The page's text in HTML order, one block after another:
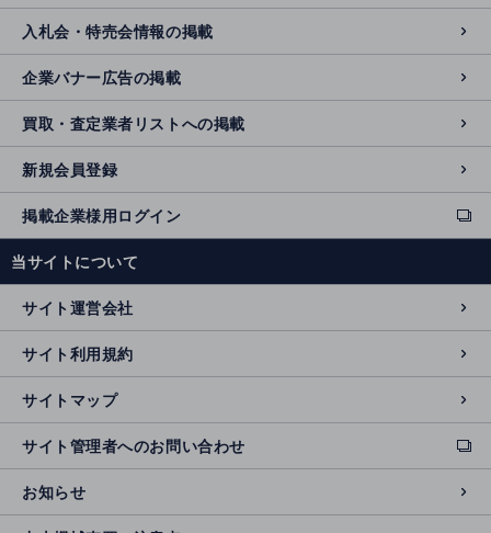
入札会・特売会情報の掲載
企業バナー広告の掲載
買取・査定業者リストへの掲載
新規会員登録
掲載企業様用ログイン
ext
e
n
al
si
t
e
当サイトについて
サイト運営会社
サイト利用規約
サイトマップ
サイト管理者へのお問い合わせ
ext
e
r
n
お知らせ